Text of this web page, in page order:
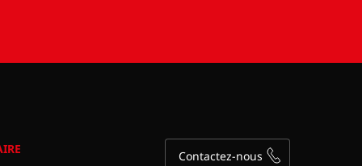
Contactez-nous